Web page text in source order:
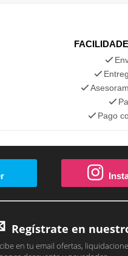
Pago
Regístrate en
en tu email ofertas,